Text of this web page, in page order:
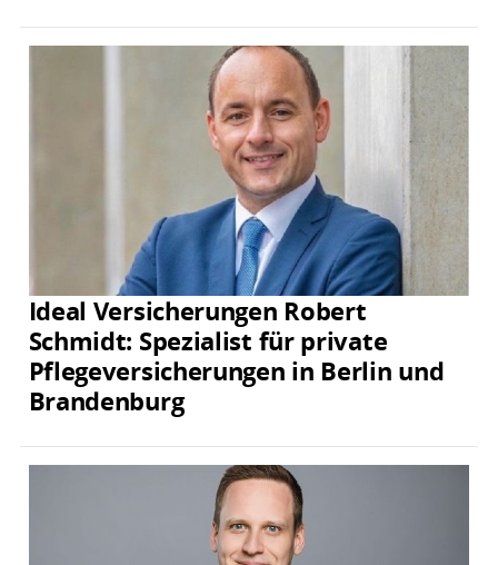
Ideal Versicherungen Robert
Schmidt: Spezialist für private
Pflegeversicherungen in Berlin und
Brandenburg